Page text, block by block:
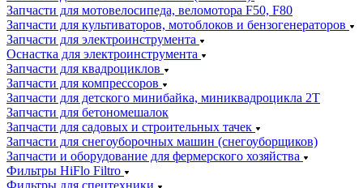
Запчасти для мотовелосипеда, веломотора F50, F80
Запчасти для культиваторов, мотоблоков и бензогенераторов
Запчасти для электроинструмента
Оснастка для электроинструмента
Запчасти для квадроциклов
Запчасти для компрессоров
Запчасти для детского минибайка, миниквадроцикла 2Т
Запчасти для бетономешалок
Запчасти для садовых и строительных тачек
Запчасти для снегоуборочных машин (снегоуборщиков)
Запчасти и оборудование для фермерского хозяйства
Фильтры HiFlo Filtro
Фильтры для спецтехники